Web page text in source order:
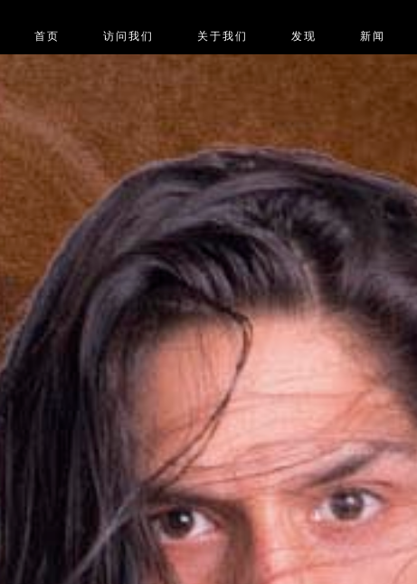
首页 访问我们 关于我们 发现 新闻